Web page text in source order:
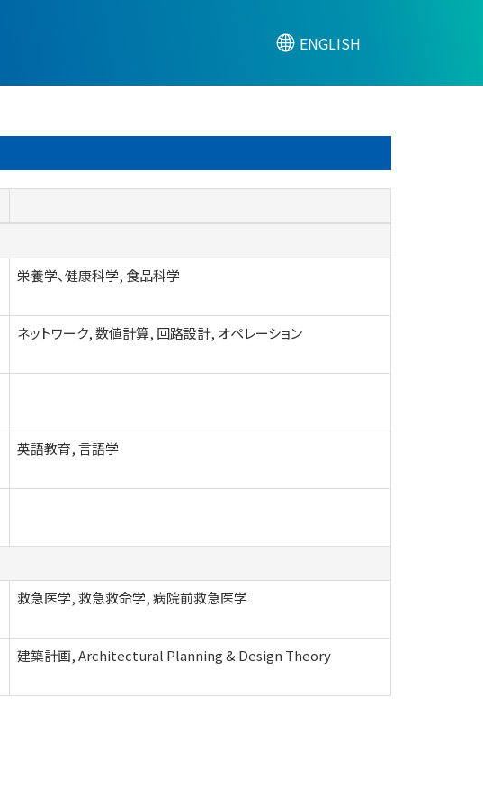
ENGLISH
栄養学、健康科学, 食品科学
ネットワーク, 数値計算, 回路設計, オペレーション
英語教育, 言語学
救急医学, 救急救命学, 病院前救急医学
建築計画, Architectural Planning & Design Theory